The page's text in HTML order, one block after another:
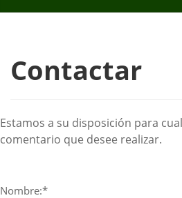
Contactar
Estamos a su disposición para
comentario que desee realizar.
Nombre:*